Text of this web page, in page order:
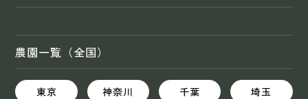
農園一覧（全国）
東京 神奈川 千葉
埼玉